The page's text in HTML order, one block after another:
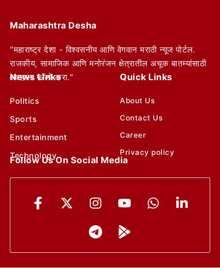
Maharashtra Desha
"महाराष्ट्र देशा - विश्वसनीय आणि वेगवान मराठी न्यूज पोर्टल.
राजकीय, सामाजिक आणि मनोरंजन क्षेत्रातील अचूक बातम्यांसाठी
आम्हाला फॉलो करा."
News Links
Politics
Sports
Entertainment
Technology
Quick Links
About Us
Contact Us
Career
Privacy policy
Follow Us On Social Media